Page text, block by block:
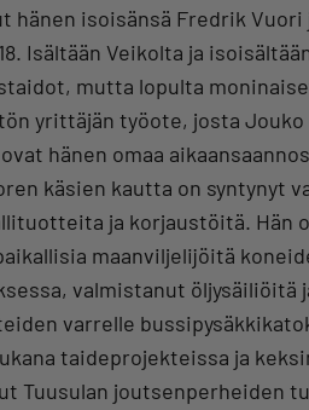
hänen isoisänsä Fredrik Vuori
Isältään Veikolta ja
mutta lopulta
yrittäjän työote, josta Jouko
hänen omaa
käsien kautta on syntynyt
ja korjaustöitä. Hän
maanviljelijöitä
valmistanut öljysäiliöitä
varrelle
taideprojekteissa ja
Tuusulan joutsenperheiden